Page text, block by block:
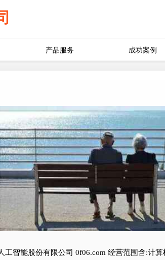
产品服务 成功案例
智能股份有限公司 0f06.com 经营范围含:计